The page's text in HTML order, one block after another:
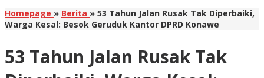
Homepage » Berita » 53 Tahun Jalan Rusak Tak Diperbaiki,
Warga Kesal: Besok Geruduk Kantor DPRD Konawe
53 Tahun Jalan Rusak Tak